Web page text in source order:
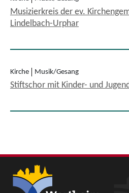
Musizierkreis der ev.
Lindelbach-Urphar
Kirche Musik/Gesang
Stiftschor mit Kinder- und